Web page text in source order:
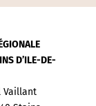
D’ILE-DE-
Vaillant